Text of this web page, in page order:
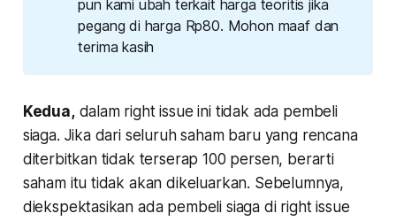
pun kami ubah terkait harga teoritis jika
pegang di harga Rp80. Mohon maaf dan
terima kasih
Kedua,dalam right issue ini tidak ada pembeli
siaga. Jika dari seluruh saham baru yang rencana
diterbitkan tidak terserap 100 persen, berarti
saham itu tidak akan dikeluarkan. Sebelumnya,
diekspektasikan ada pembeli siaga di right issue